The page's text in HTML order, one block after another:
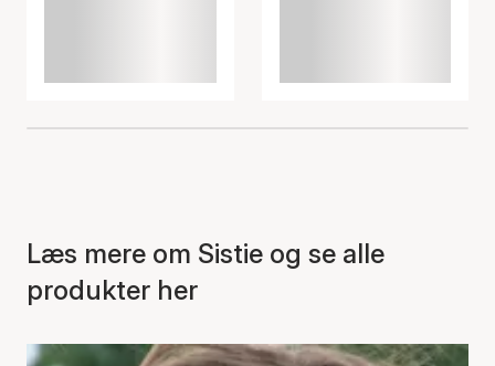
Læs mere om Sistie og se alle
produkter her